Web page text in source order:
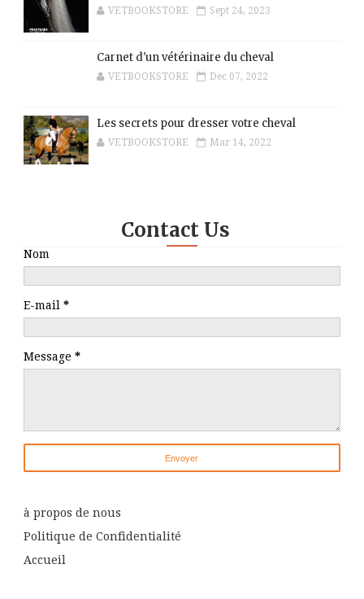
VETBOOKSTORE Sept 24, 2023
Carnet d'un vétérinaire du cheval
VETBOOKSTORE Dec 07, 2022
Les secrets pour dresser votre cheval
VETBOOKSTORE Mar 14, 2022
Contact Us
Nom
E-mail *
Message *
à propos de nous
Politique de Confidentialité
Accueil